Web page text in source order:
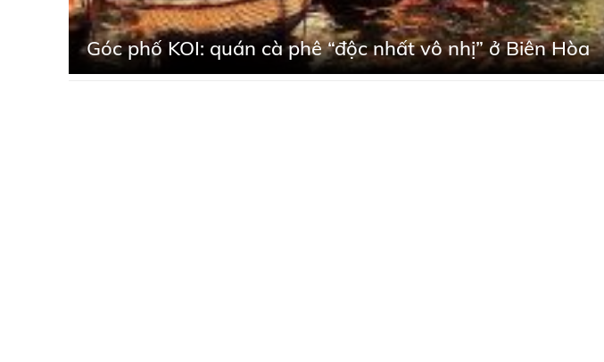
Góc phố KOI: quán cà phê “độc nhất vô nhị” ở Biên Hòa